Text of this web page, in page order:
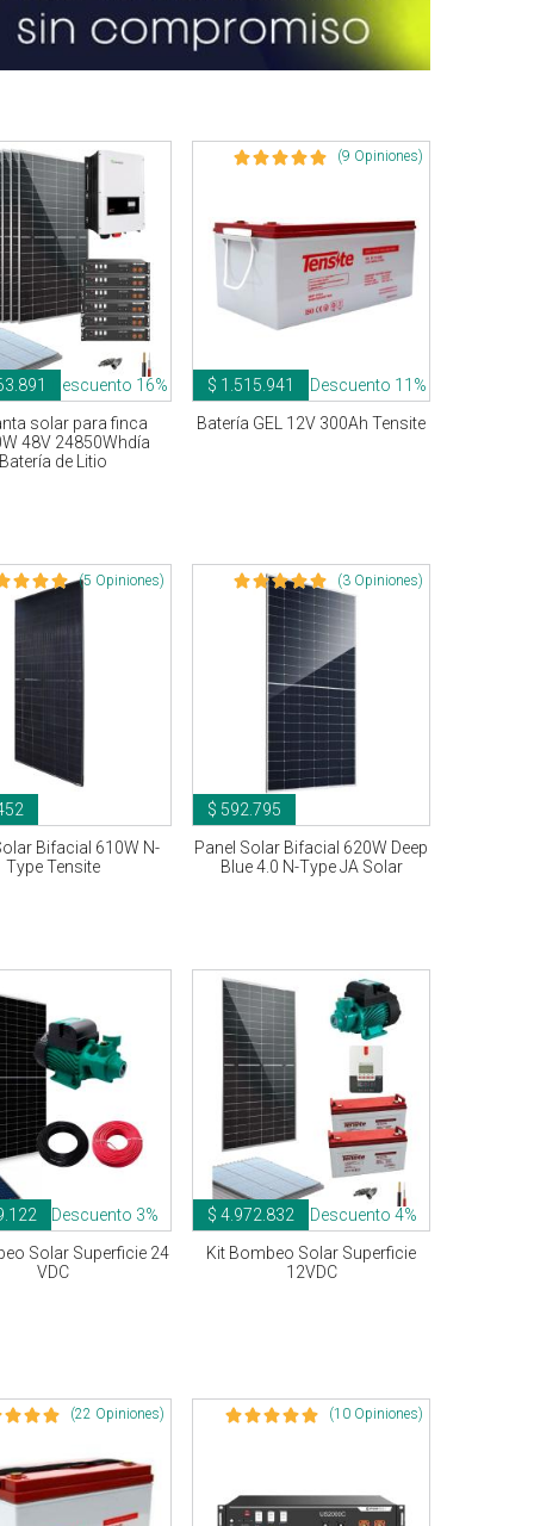
Descuento 16%
solar para finca
48V 24850Whdía
de Litio
(9 Opiniones)
$ 1.515.941
Descuento 11%
Batería GEL 12V 300Ah Tensite
(5 Opiniones)
Bifacial 610W N-
Type Tensite
(3 Opiniones)
$ 592.795
Panel Solar Bifacial 620W Deep
Blue 4.0 N-Type JA Solar
Descuento 3%
Solar Superficie 24
VDC
$ 4.972.832
Descuento 4%
Kit Bombeo Solar Superficie
12VDC
(22 Opiniones) (10 Opiniones)